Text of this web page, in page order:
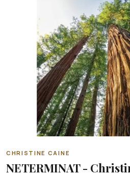
CHRISTINE CAINE
NETERMINAT -